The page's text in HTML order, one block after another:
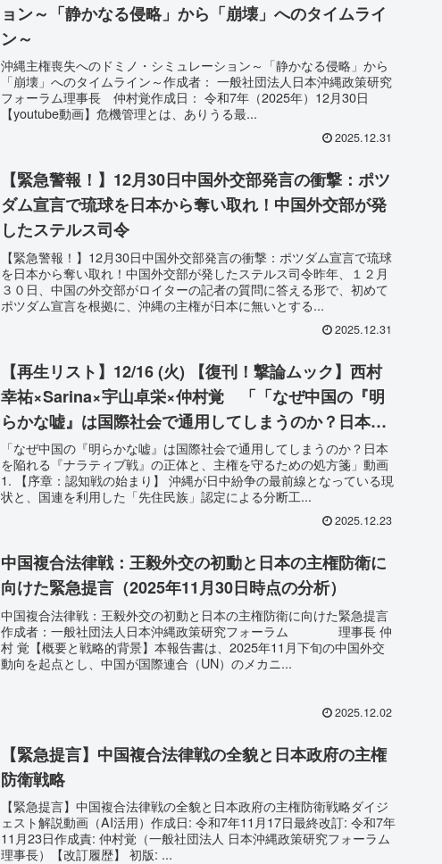
ョン～「静かなる侵略」から「崩壊」へのタイムライ
ン～
沖縄主権喪失へのドミノ・シミュレーション～「静かなる侵略」から
「崩壊」へのタイムライン～作成者： 一般社団法人日本沖縄政策研究
フォーラム理事長 仲村覚作成日： 令和7年（2025年）12月30日
【youtube動画】危機管理とは、ありうる最...
2025.12.31
【緊急警報！】12月30日中国外交部発言の衝撃：ポツ
ダム宣言で琉球を日本から奪い取れ！中国外交部が発
したステルス司令
【緊急警報！】12月30日中国外交部発言の衝撃：ポツダム宣言で琉球
を日本から奪い取れ！中国外交部が発したステルス司令昨年、１２月
３０日、中国の外交部がロイターの記者の質問に答える形で、初めて
ポツダム宣言を根拠に、沖縄の主権が日本に無いとする...
2025.12.31
【再生リスト】12/16 (火) 【復刊！撃論ムック】西村
幸祐×Sarina×宇山卓栄×仲村覚 「「なぜ中国の『明
らかな嘘』は国際社会で通用してしまうのか？日本を
陥れる『ナラティブ戦』の正体と、主権を守るための
処方箋」」
「なぜ中国の『明らかな嘘』は国際社会で通用してしまうのか？日本
を陥れる『ナラティブ戦』の正体と、主権を守るための処方箋」動画
1. 【序章：認知戦の始まり】 沖縄が日中紛争の最前線となっている現
状と、国連を利用した「先住民族」認定による分断工...
2025.12.23
中国複合法律戦：王毅外交の初動と日本の主権防衛に
向けた緊急提言（2025年11月30日時点の分析）
中国複合法律戦：王毅外交の初動と日本の主権防衛に向けた緊急提言
作成者：一般社団法人日本沖縄政策研究フォーラム 理事長 仲
村 覚【概要と戦略的背景】本報告書は、2025年11月下旬の中国外交
動向を起点とし、中国が国際連合（UN）のメカニ...
2025.12.02
【緊急提言】中国複合法律戦の全貌と日本政府の主権
防衛戦略
【緊急提言】中国複合法律戦の全貌と日本政府の主権防衛戦略ダイジ
ェスト解説動画（AI活用）作成日: 令和7年11月17日最終改訂: 令和7年
11月23日作成責: 仲村覚（一般社団法人 日本沖縄政策研究フォーラム
理事長）【改訂履歴】 初版: ...